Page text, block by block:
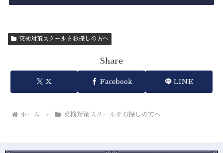
英検対策スクールをお探しの方へ
Share
X Facebook LINE
ホーム 英検対策スクールをお探しの方へ